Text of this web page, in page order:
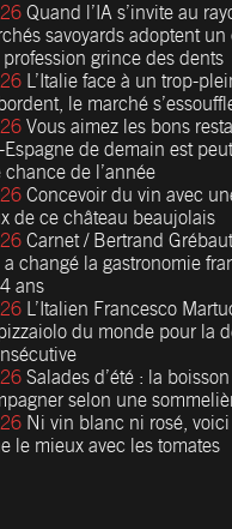
Quand l’IA s’invite au
savoyards adoptent un
grince des dents
L’Italie face à un trop-
le marché
Vous aimez les bons
de demain est
de l’année
Concevoir du vin avec
de ce château beaujolais
Carnet / Bertrand
changé la gastronomie
ans
L’Italien Francesco
du monde pour la
Salades d’été : la
selon une
Ni vin blanc ni rosé,
le mieux avec les tomates